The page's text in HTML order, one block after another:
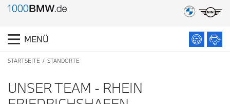
MENÜ
STARTSEITE STANDORTE
UNSER TEAM - RHEIN